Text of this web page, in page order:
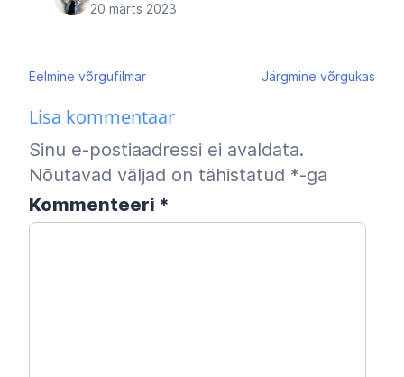
20 märts 2023
Navigeerimine
Eelmine võrgufilmar Järgmine võrgukas
Lisa kommentaar
Sinu e-postiaadressi ei avaldata.
Nõutavad väljad on tähistatud *-ga
Kommenteeri *